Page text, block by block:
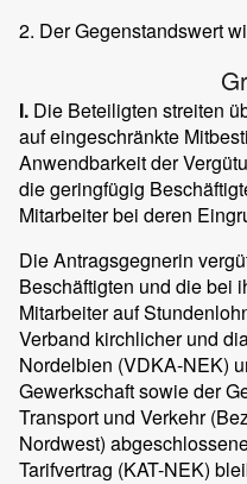
2. Der Gegenstandswert
I. Die Beteiligten streiten
auf eingeschränkte
Anwendbarkeit der
die geringfügig
Mitarbeiter bei deren
Die Antragsgegnerin
Beschäftigten und die bei
Mitarbeiter auf
Verband kirchlicher und
Nordelbien (VDKA-NEK)
Gewerkschaft sowie der
Transport und Verkehr
Nordwest)
Tarifvertrag (KAT-NEK)